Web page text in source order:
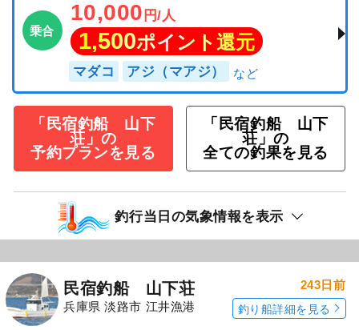
乗合
10,000 円/人
1,500ポイント還元
マダコ アジ（マアジ）
「民宿釣船 山下
荘」の
予約プランを見る
「民宿釣船 山下
荘」の
全ての釣果を見る
釣行当日の気象情報を表示
民宿釣船 山下荘
兵庫県 淡路市 江井漁港
243日前
釣り船詳細を見る